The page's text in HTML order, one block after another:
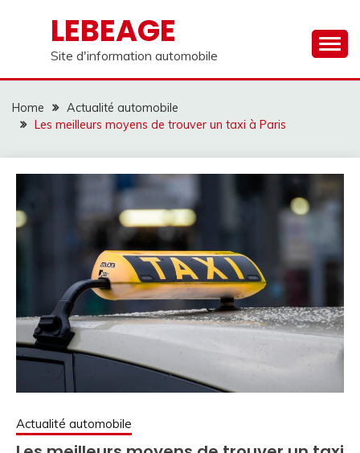
LEBEAGE
Site d'information automobile
Home
Actualité automobile
Les meilleurs moyens de trouver un taxi à Paris
Actualité automobile